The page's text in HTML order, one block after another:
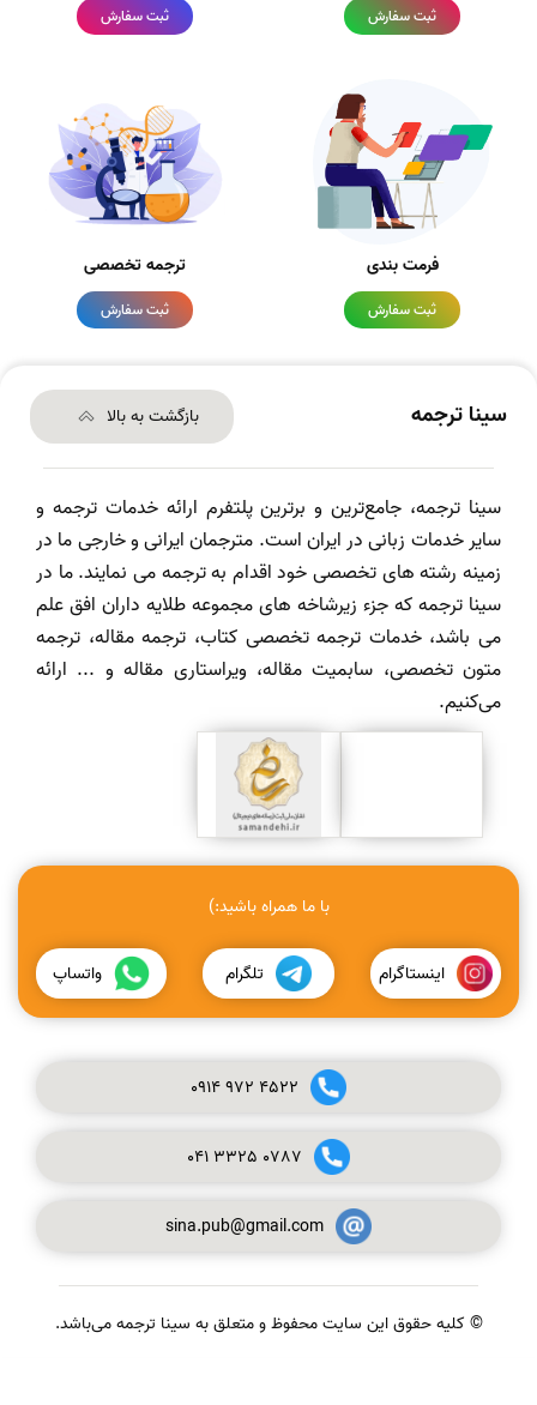
ثبت سفارش ثبت سفارش
فرمت بندی
ثبت سفارش
ترجمه تخصصی
ثبت سفارش
سینا ترجمه بازگشت به بالا
سینا ترجمه، جامع‌ترین و برترین پلتفرم ارائه خدمات ترجمه و
سایر خدمات زبانی در ایران است. مترجمان ایرانی و خارجی ما در
زمینه رشته های تخصصی خود اقدام به ترجمه می نمایند. ما در
سینا ترجمه که جزء زیرشاخه های مجموعه طلایه داران افق علم
می باشد، خدمات ترجمه تخصصی کتاب، ترجمه مقاله، ترجمه
متون تخصصی، سابمیت مقاله، ویراستاری مقاله و ... ارائه
می‌کنیم.
با ما همراه باشید:)
اینستاگرام تلگرام واتساپ
0914972 4522
041 3325 0787
sina.pub@gmail.com
© کلیه حقوق این سایت محفوظ و متعلق به سینا ترجمه می‌باشد.